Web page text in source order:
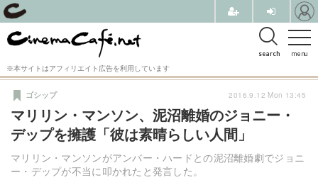
menu
search
※本サイトはアフィリエイト広告を利用しています
マリリン・マンソン、泥沼離婚のジョニー・
デップを擁護「彼は素晴らしい人間」
マリリン・マンソンがアンバー・ハードとの泥沼離婚劇でジョニ
ー・デップが不当に叩かれたと発言した。
ゴシップ 2016.9.12 Mon 13:45